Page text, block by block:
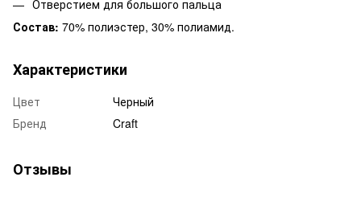
Отверстием для большого пальца
Состав: 70% полиэстер, 30% полиамид.
Характеристики
Цвет
Черный
Бренд
Craft
Отзывы